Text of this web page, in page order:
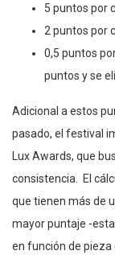
5 puntos por
2 puntos por
0,5 puntos
puntos y se
Adicional a estos
pasado, el festival
LuxAwards, que
consistencia.
El
que tienen más de
mayor puntaje -
en función de pieza